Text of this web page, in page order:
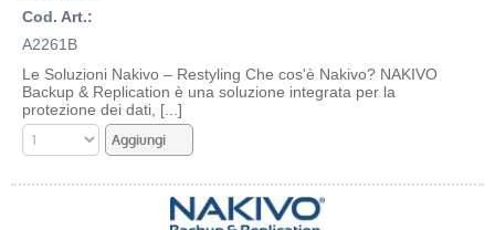
Cod. Art.:
A2261B
Le Soluzioni Nakivo – Restyling Che cos'è Nakivo? NAKIVO
Backup & Replication è una soluzione integrata per la
protezione dei dati, [...]